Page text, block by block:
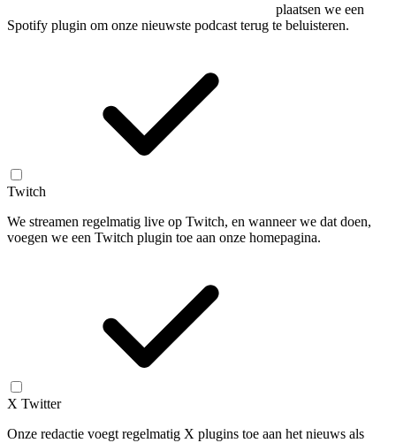
plaatsen we een
Spotify plugin om onze nieuwste podcast terug te beluisteren.
Twitch
We streamen regelmatig live op Twitch, en wanneer we dat doen,
voegen we een Twitch plugin toe aan onze homepagina.
X Twitter
Onze redactie voegt regelmatig X plugins toe aan het nieuws als